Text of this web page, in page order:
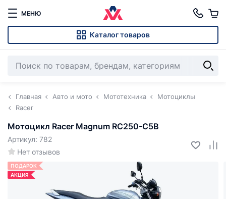
МЕНЮ
Каталог товаров
Главная Авто и мото Мототехника
Мотоциклы
Racer
Мотоцикл Racer Magnum RC250-C5B
Нет отзывов
Артикул: 782
ПОДАРОК
АКЦИЯ